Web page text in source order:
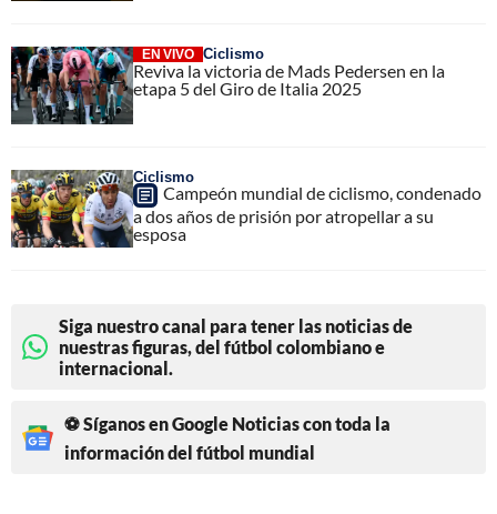
EN VIVO Ciclismo
Reviva la victoria de Mads Pedersen en la
etapa 5 del Giro de Italia 2025
Ciclismo
Campeón mundial de ciclismo, condenado
a dos años de prisión por atropellar a su
esposa
Siga nuestro canal para tener las noticias de
nuestras figuras, del fútbol colombiano e
internacional.
⚽ Síganos en Google Noticias con toda la
información del fútbol mundial